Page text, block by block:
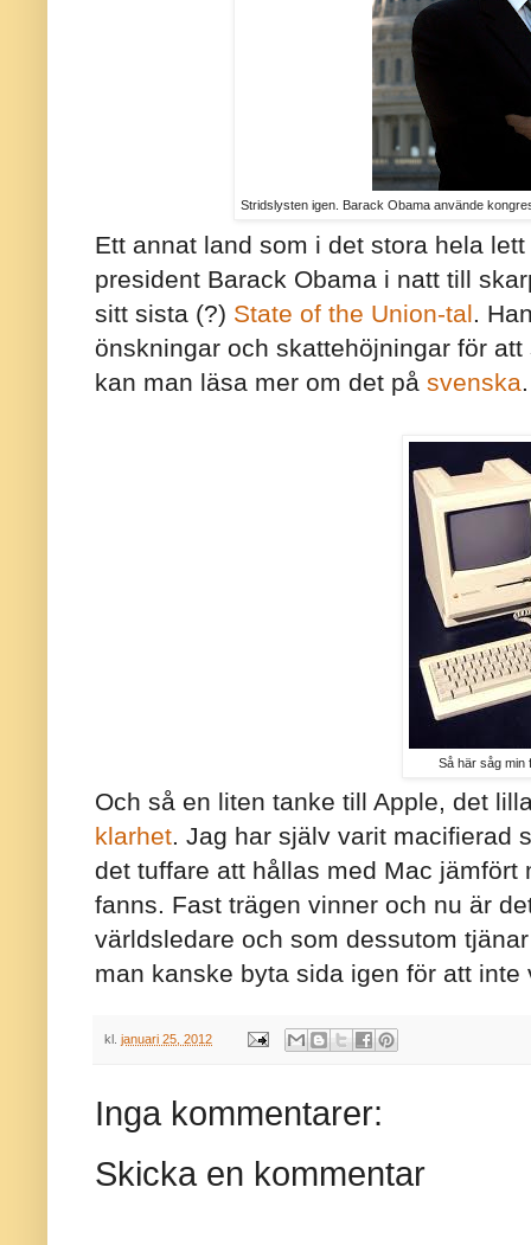
Stridslysten igen. Barack Obama använde
Ett annat land som i det stora hela
president Barack Obama i natt till
sitt sista (?) State of the Union-tal.
önskningar och skattehöjningar för
kan man läsa mer om det på svenska.
Så här såg min
Och så en liten tanke till Apple, det
klarhet. Jag har själv varit macifierad
det tuffare att hållas med Mac
fanns. Fast trägen vinner och nu är
världsledare och som dessutom
man kanske byta sida igen för att inte
kl. januari 25, 2012
Inga kommentarer:
Skicka en kommentar